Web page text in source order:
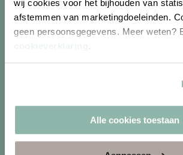
wij cookies voor het bijhouden van
afstemmen van marketingdoeleinden.
geen persoonsgegevens. Meer weten?
.
Alle cookies toestaan
Gericht op het ontspannen van de
Vanaf